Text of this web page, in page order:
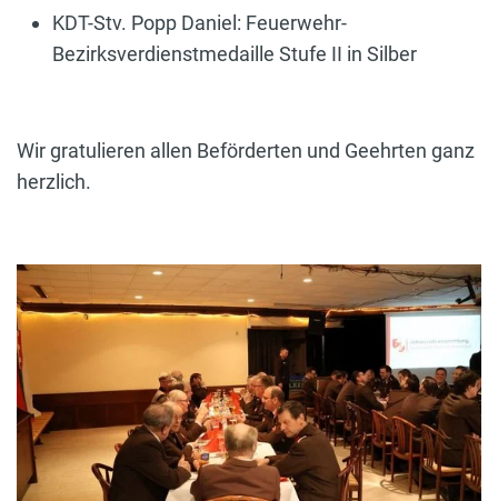
KDT-Stv. Popp Daniel: Feuerwehr-
Bezirksverdienstmedaille Stufe II in Silber
Wir gratulieren allen Beförderten und Geehrten ganz
herzlich.